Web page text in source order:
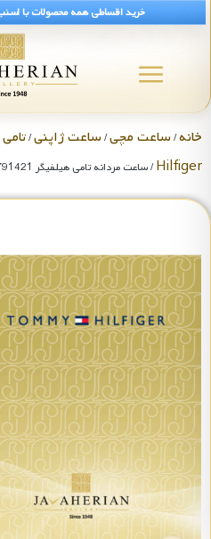
خرید اقساطی همه محصولات با
خانه/ساعت مچی/ساعت ژاپنی/
Hilfiger/ ساعت مردانه تامی هیلفیگر 1791421